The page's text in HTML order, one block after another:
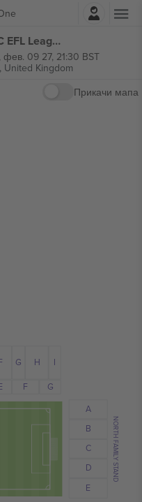
Најави се
Leyton Orient FC vs Bromley FC EFL League One билети
фев. 09 27, 21:30 BST
United Kingdom
Прикачи мапа
A
B
C
D
E
F G
G H I
NORTH FAMILY STAND